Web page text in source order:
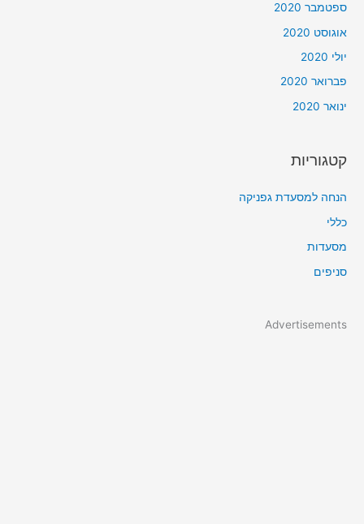
ספטמבר 2020
אוגוסט 2020
יולי 2020
פברואר 2020
ינואר 2020
קטגוריות
הנחה למסעדת גפניקה
כללי
מסעדות
סניפים
Advertisements